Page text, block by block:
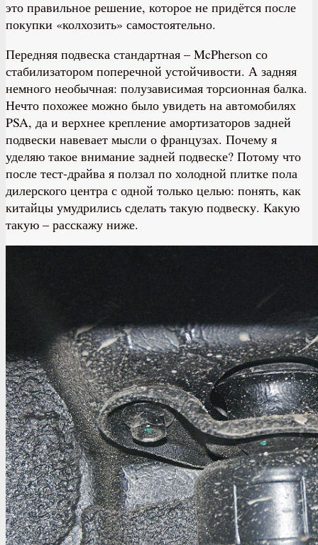
это правильное решение, которое не придётся после
покупки «колхозить» самостоятельно.
Передняя подвеска стандартная – McPherson со
стабилизатором поперечной устойчивости. А задняя
немного необычная: полузависимая торсионная балка.
Нечто похожее можно было увидеть на автомобилях
PSA, да и верхнее крепление амортизаторов задней
подвески навевает мысли о французах. Почему я
уделяю такое внимание задней подвеске? Потому что
после тест-драйва я ползал по холодной плитке пола
дилерского центра с одной только целью: понять, как
китайцы умудрились сделать такую подвеску. Какую
такую – расскажу ниже.